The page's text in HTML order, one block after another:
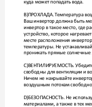
куда может попадать вода.
B)ПРОХЛАДА. Температура воз
Ваш инвертор должна быть
инвертор в такое место, где
устройство, которое
месте расположения
температуры. Не
проникать прямые солнечные
C)ВЕНТИЛИРУЕМОСТЬ. Убе
свободны для вентиляции и
Ничем не накрывайте
воздушным потокам свободно
D)БЕЗОПАСНОСТЬ. Не испо
материалами, а также в тех